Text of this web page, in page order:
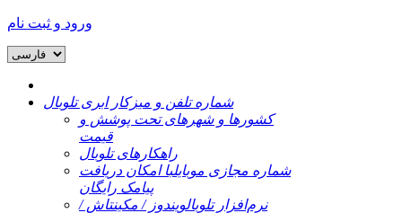
ورود و ثبت نام
شماره تلفن و میزکار ابری تلوبال
کشورها و شهرهای تحت پوشش و
قیمت
راهکارهای تلوبال
شماره مجازی موبایلبا امکان دریافت
پیامک رایگان
نرم‌افزار تلوبالویندوز / مکینتاش /